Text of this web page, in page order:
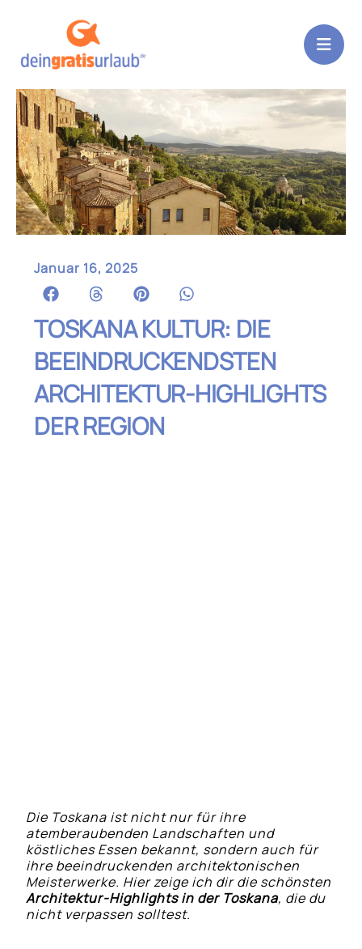
Januar 16, 2025
TOSKANA KULTUR: DIE
BEEINDRUCKENDSTEN
ARCHITEKTUR-HIGHLIGHTS
DER REGION
Die Toskana ist nicht nur für ihre
atemberaubenden Landschaften und
köstliches Essen bekannt, sondern auch für
ihre beeindruckenden architektonischen
Meisterwerke. Hier zeige ich dir die schönsten
Architektur-Highlights in der Toskana, die du
nicht verpassen solltest.